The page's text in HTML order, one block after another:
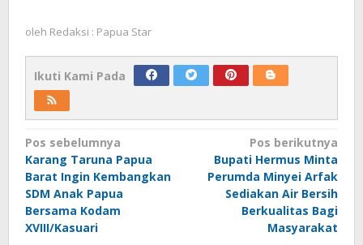
oleh Redaksi : Papua Star
Ikuti Kami Pada
Navigasi
pos
Pos sebelumnya
Karang Taruna Papua
Barat Ingin Kembangkan
SDM Anak Papua
Bersama Kodam
XVIII/Kasuari
Pos berikutnya
Bupati Hermus Minta
Perumda Minyei Arfak
Sediakan Air Bersih
Berkualitas Bagi
Masyarakat